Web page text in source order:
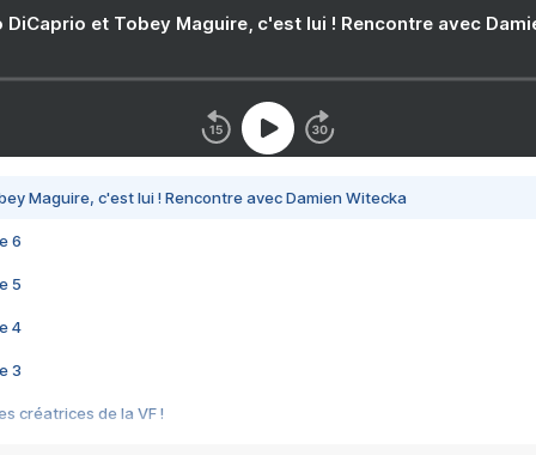
DiCaprio et Tobey Maguire, c'est lui ! Rencontre avec
Maguire, c'est lui ! Rencontre avec Damien Witecka
6
5
4
3
créatrices de la VF !